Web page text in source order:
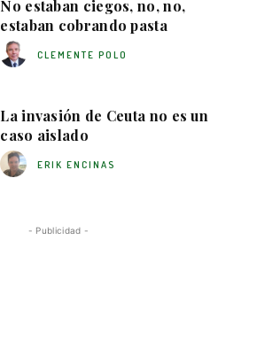
No estaban ciegos, no, no,
estaban cobrando pasta
CLEMENTE POLO
La invasión de Ceuta no es un
caso aislado
ERIK ENCINAS
- Publicidad -